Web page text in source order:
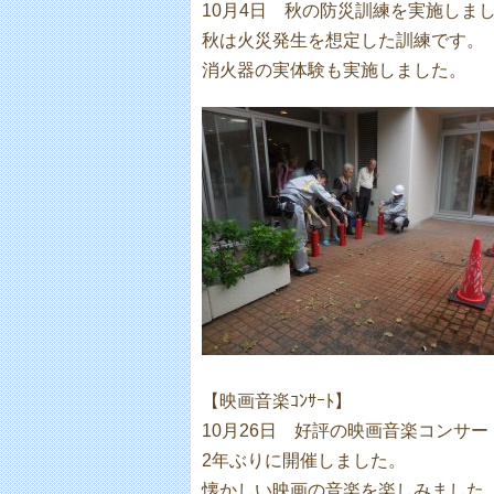
10月4日 秋の防災訓練を実施しま
秋は火災発生を想定した訓練です。
消火器の実体験も実施しました。
【映画音楽ｺﾝｻｰﾄ】
10月26日 好評の映画音楽コンサー
2年ぶりに開催しました。
懐かしい映画の音楽を楽しみました